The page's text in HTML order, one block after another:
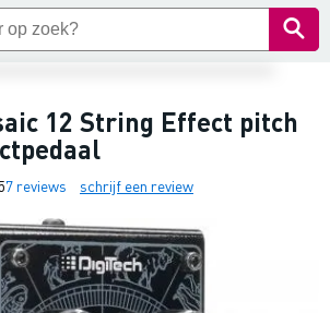
12 String Effect pitch
7 reviews schrijf een review